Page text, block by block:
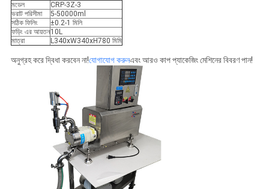
মডেল
CRP-3Z-3
ভরাট পরিসীমা
5-50000ml
সঠিক ফিলিং
±0.2-1 মিলি
ফড়িং এর আয়তন10L
মাত্রা
L340xW340xH780 মিমি
অনুগ্রহ করে দ্বিধা করবেন না!যোগাযোগ করুনএবং আরও কাপ প্যাকেজিং মেশিনের বিবরণ পান!